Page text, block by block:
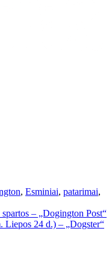
, Esminiai, patarimai,
– „Dogington Post“
Liepos 24 d.) – „Dogster“